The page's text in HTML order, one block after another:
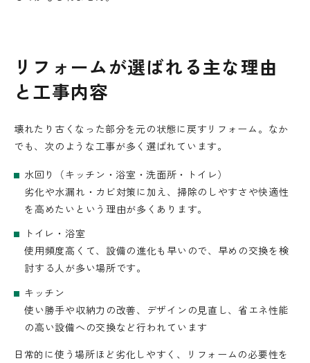
リフォームが選ばれる主な理由
と工事内容
壊れたり古くなった部分を元の状態に戻すリフォーム。なか
でも、次のような工事が多く選ばれています。
水回り（キッチン・浴室・洗面所・トイレ）
劣化や水漏れ・カビ対策に加え、掃除のしやすさや快適性
を高めたいという理由が多くあります。
トイレ・浴室
使用頻度高くて、設備の進化も早いので、早めの交換を検
討する人が多い場所です。
キッチン
使い勝手や収納力の改善、デザインの見直し、省エネ性能
の高い設備への交換など行われています
日常的に使う場所ほど劣化しやすく、リフォームの必要性を